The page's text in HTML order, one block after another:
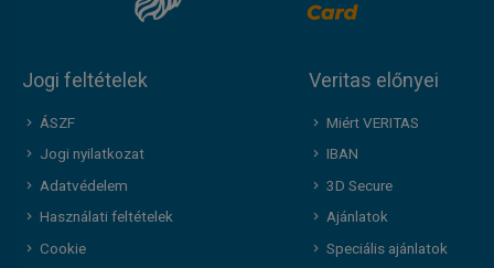
Jogi feltételek
ÁSZF
Jogi nyilatkozat
Adatvédelem
Használati feltételek
Cookie
Veritas előnyei
Miért VERITAS
IBAN
3D Secure
Ajánlatok
Speciális ajánlatok